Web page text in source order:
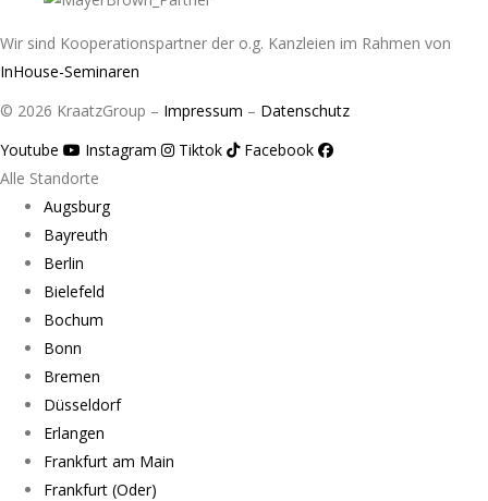
Wir sind Kooperationspartner der o.g. Kanzleien im Rahmen von
InHouse-Seminaren
© 2026 KraatzGroup – Impressum – Datenschutz
Youtube
Instagram Tiktok
Facebook
Alle Standorte
Augsburg
Bayreuth
Berlin
Bielefeld
Bochum
Bonn
Bremen
Düsseldorf
Erlangen
Frankfurt am Main
Frankfurt (Oder)